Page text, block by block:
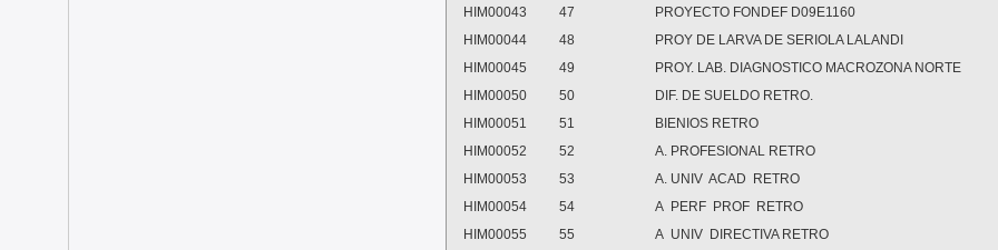
HIM00043
47
PROYECTO FONDEF D09E1160
HIM00044
48
PROY DE LARVA DE SERIOLA LALANDI
HIM00045
49
PROY. LAB. DIAGNOSTICO MACROZONA NORTE
HIM00050
50
DIF. DE SUELDO RETRO.
HIM00051
51
BIENIOS RETRO
HIM00052
52
A. PROFESIONAL RETRO
HIM00053
53
A. UNIV ACAD RETRO
HIM00054
54
A PERF PROF RETRO
HIM00055
55
A UNIV DIRECTIVA RETRO